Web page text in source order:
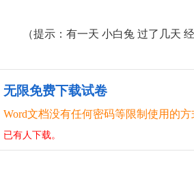
（提示：有一天 小白兔 过了几天
无限免费下载试卷
Word文档没有任何密码等限制使用的
已有人下载。